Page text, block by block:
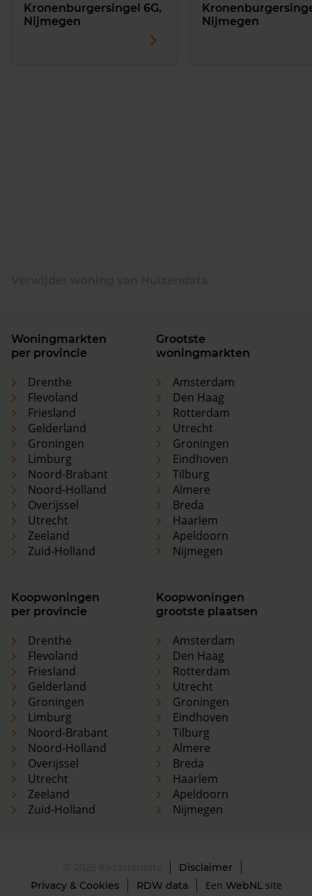
Kronenburgersingel 6G,
Nijmegen
Nijmegen
Woningmarkten
per provincie
Drenthe
Flevoland
Friesland
Gelderland
Groningen
Limburg
Noord-Brabant
Noord-Holland
Overijssel
Utrecht
Zeeland
Zuid-Holland
Grootste
woningmarkten
Amsterdam
Den Haag
Rotterdam
Utrecht
Groningen
Eindhoven
Tilburg
Almere
Breda
Haarlem
Apeldoorn
Nijmegen
Koopwoningen
per provincie
Drenthe
Flevoland
Friesland
Gelderland
Groningen
Limburg
Noord-Brabant
Noord-Holland
Overijssel
Utrecht
Zeeland
Zuid-Holland
Koopwoningen
grootste plaatsen
Amsterdam
Den Haag
Rotterdam
Utrecht
Groningen
Eindhoven
Tilburg
Almere
Breda
Haarlem
Apeldoorn
Nijmegen
Disclaimer
Privacy & Cookies
RDW data Een WebNLsite